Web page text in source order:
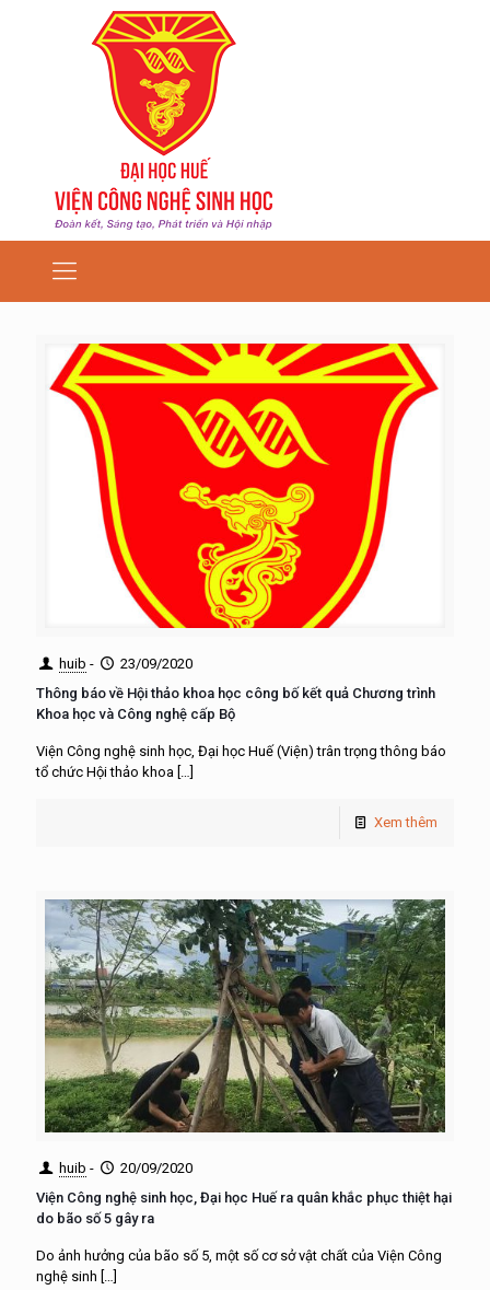
huib -
23/09/2020
Thông báo về Hội thảo khoa học công bố kết quả Chương trình
Khoa học và Công nghệ cấp Bộ
Viện Công nghệ sinh học, Đại học Huế (Viện) trân trọng thông báo
tổ chức Hội thảo khoa […]
Xem thêm
huib -
20/09/2020
Viện Công nghệ sinh học, Đại học Huế ra quân khắc phục thiệt hại
do bão số 5 gây ra
Do ảnh hưởng của bão số 5, một số cơ sở vật chất của Viện Công
nghệ sinh […]